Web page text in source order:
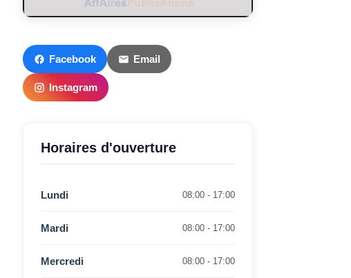
Facebook Email
Instagram
Horaires d'ouverture
Lundi 08:00 - 17:00
Mardi 08:00 - 17:00
Mercredi 08:00 - 17:00